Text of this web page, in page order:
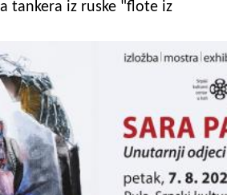
tankera iz ruske "flote iz